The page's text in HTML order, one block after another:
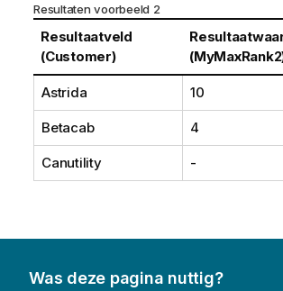
Resultaten voorbeeld 2
Resultaatveld
(Customer)
Astrida 10
Betacab 4
Canutility -
Was deze pagina nuttig?